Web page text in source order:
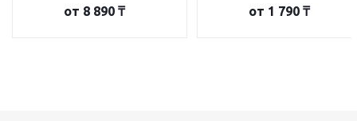
от 8 890 ₸ от 1 790 ₸